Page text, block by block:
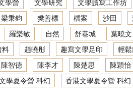
意寫作坊2022／23
本製作班2022／23
學景點考察2019/20
寫網上工作坊2019/20
學景點考察2018/19
工作坊2018/19
學營 文學研究 文學讀寫工作坊
梁秉鈞 樊善標 檔案 沙田
羅樂敏 自然 舒巷城 葉曉文
料 趙曉彤 趣寫文學足印 輕
陳智德 陳李才 陳楚思 陳穎怡
學夏令營 科幻 香港文學夏令營 科